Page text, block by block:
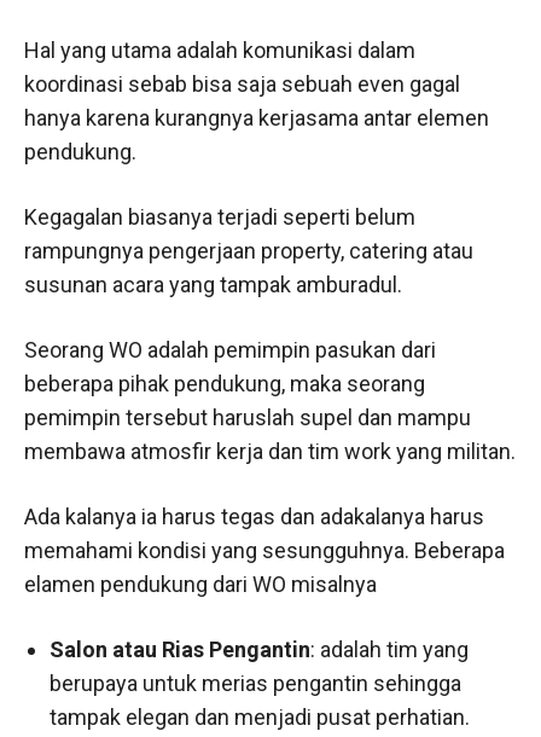
Hal yang utama adalah komunikasi dalam
koordinasi sebab bisa saja sebuah even gagal
hanya karena kurangnya kerjasama antar elemen
pendukung.
Kegagalan biasanya terjadi seperti belum
rampungnya pengerjaan property, catering atau
susunan acara yang tampak amburadul.
Seorang WO adalah pemimpin pasukan dari
beberapa pihak pendukung, maka seorang
pemimpin tersebut haruslah supel dan mampu
membawa atmosfir kerja dan tim work yang militan.
Ada kalanya ia harus tegas dan adakalanya harus
memahami kondisi yang sesungguhnya. Beberapa
elamen pendukung dari WO misalnya
Salon atau Rias Pengantin: adalah tim yang
berupaya untuk merias pengantin sehingga
tampak elegan dan menjadi pusat perhatian.